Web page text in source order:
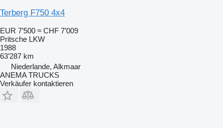
Terberg F750 4x4
EUR 7’500 ≈ CHF 7’009
Pritsche LKW
1988
63’287 km
Niederlande, Alkmaar
ANEMA TRUCKS
Verkäufer kontaktieren